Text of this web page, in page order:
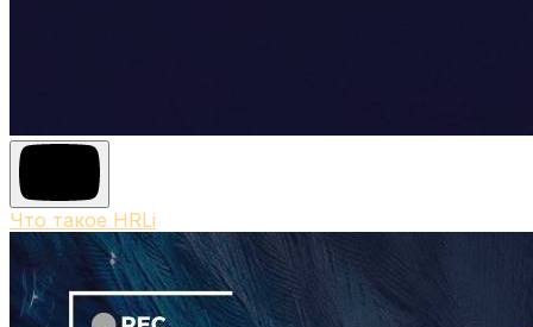
Что такое HRLi